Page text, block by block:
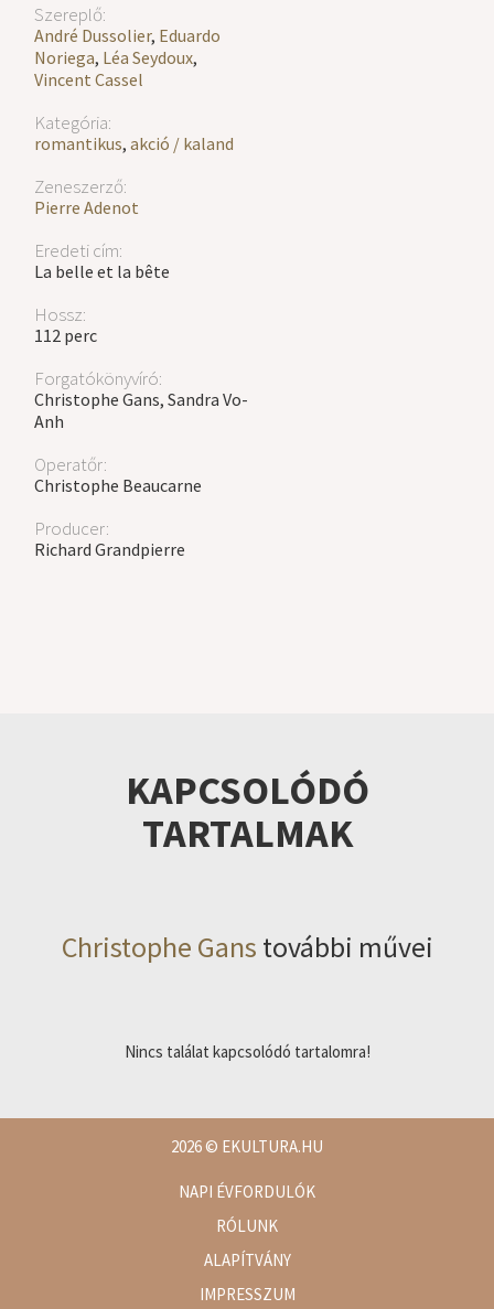
Szereplő:
André Dussolier, Eduardo
Noriega, Léa Seydoux,
Vincent Cassel
Kategória:
romantikus,akció / kaland
Zeneszerző:
Pierre Adenot
Eredeti cím:
La belle et la bête
Hossz:
112 perc
Forgatókönyvíró:
Christophe Gans, Sandra Vo-
Anh
Operatőr:
Christophe Beaucarne
Producer:
Richard Grandpierre
KAPCSOLÓDÓ
TARTALMAK
Christophe Gans további művei
Nincs találat kapcsolódó tartalomra!
2026© EKULTURA.HU
NAPI ÉVFORDULÓK
RÓLUNK
ALAPÍTVÁNY
IMPRESSZUM